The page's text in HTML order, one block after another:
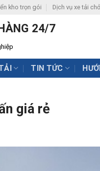
kho trọn gói Dịch vụ xe tải
24/7
TIN TỨC
giá rẻ